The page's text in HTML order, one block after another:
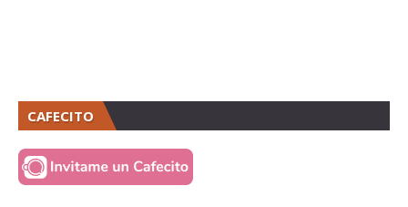
CAFECITO